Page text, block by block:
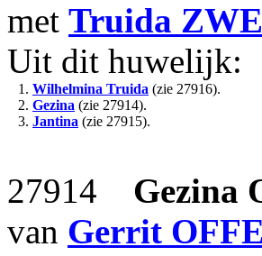
met Truida
Uit dit huwelijk:
1. Wilhelmina Truida (zie 27916).
2. Gezina (zie 27914).
3. Jantina (zie 27915).
27914 Gezina
van Gerrit